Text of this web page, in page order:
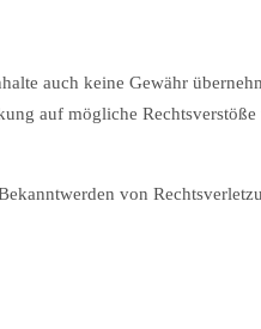
auch keine Gewähr
auf mögliche
von